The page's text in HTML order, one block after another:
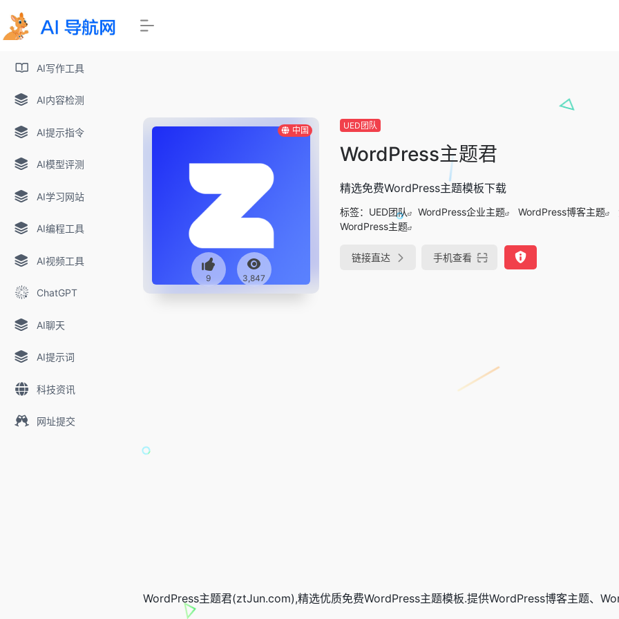
AI写作工具
AI内容检测
AI提示指令
AI模型评测
AI学习网站
AI编程工具
AI视频工具
ChatGPT
AI聊天
AI提示词
科技资讯
网址提交
中国
9 3,847
UED团队
WordPress主题君
精选免费WordPress主题模板下载
标签： UED团队 WordPress企业主题 WordPress博客主题
WordPress主题
链接直达 手机查看
WordPress主题君(ztJun.com),精选优质免费WordPress主题模板.提供WordPress博客主题、